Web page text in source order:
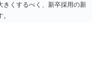
きくするべく、新卒採用の新